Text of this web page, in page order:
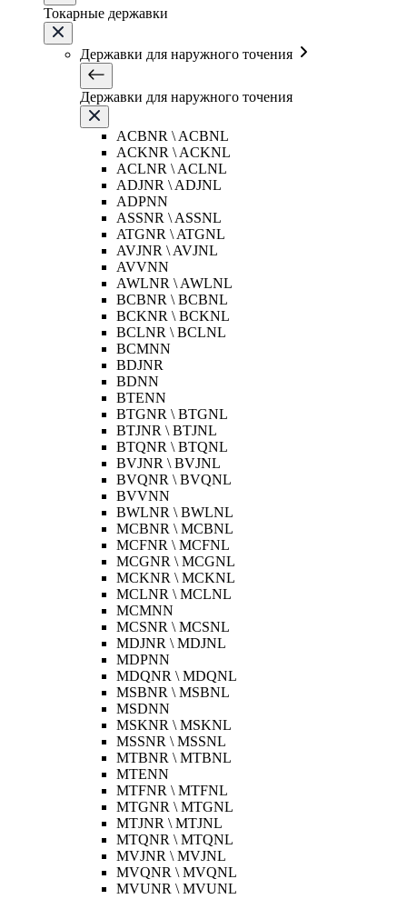
Токарные державки
Державки для наружного точения
Державки для наружного точения
ACBNR \ ACBNL
ACKNR \ ACKNL
ACLNR \ ACLNL
ADJNR \ ADJNL
ADPNN
ASSNR \ ASSNL
ATGNR \ ATGNL
AVJNR \ AVJNL
AVVNN
AWLNR \ AWLNL
BCBNR \ BCBNL
BCKNR \ BCKNL
BCLNR \ BCLNL
BCMNN
BDJNR
BDNN
BTENN
BTGNR \ BTGNL
BTJNR \ BTJNL
BTQNR \ BTQNL
BVJNR \ BVJNL
BVQNR \ BVQNL
BVVNN
BWLNR \ BWLNL
MCBNR \ MCBNL
MCFNR \ MCFNL
MCGNR \ MCGNL
MCKNR \ MCKNL
MCLNR \ MCLNL
MCMNN
MCSNR \ MCSNL
MDJNR \ MDJNL
MDPNN
MDQNR \ MDQNL
MSBNR \ MSBNL
MSDNN
MSKNR \ MSKNL
MSSNR \ MSSNL
MTBNR \ MTBNL
MTENN
MTFNR \ MTFNL
MTGNR \ MTGNL
MTJNR \ MTJNL
MTQNR \ MTQNL
MVJNR \ MVJNL
MVQNR \ MVQNL
MVUNR \ MVUNL